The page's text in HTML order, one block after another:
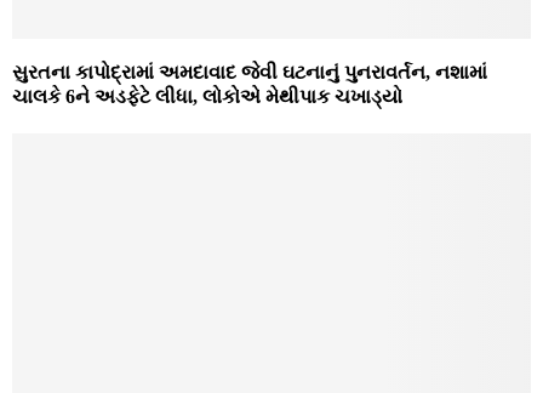
સુરતના કાપોદ્રામાં અમદાવાદ જેવી ઘટનાનું પુનરાવર્તન, નશામાં
ચાલકે 6ને અડફેટે લીધા, લોકોએ મેથીપાક ચખાડ્યો